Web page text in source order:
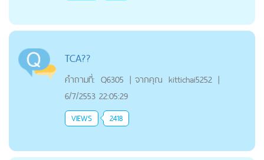
TCA??
คำถามที่: Q6305 | จากคุณ kittichai5252 |
6/7/2553 22:05:29
VIEWS 2418